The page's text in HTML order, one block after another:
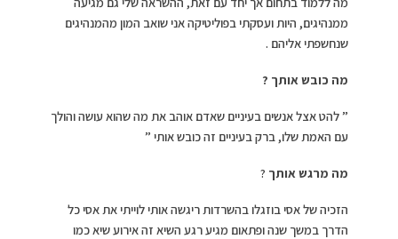
ממנהיגים, היות ועסקתי בפוליטיקה אני שואב המון מהמנהיגים
שנחשפתי אליהם .
מה כובש אותך ?
” להט אצל אנשים בעיניים שאדם אוהב את מה שהוא עושה והולך
עם האמת שלו, ברק בעיניים זה כובש אותי ”
מה מרגש אותך ?
הזכיה של אסי בוזגלו בהשרדות ריגשה אותי לוייתי את אסי כל
הדרך במשך שנה ופתאום מגיע רגע השיא זה אירוע שיא כמו